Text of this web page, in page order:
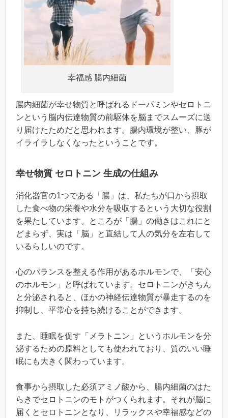
幸福感 腸内細菌
腸内細菌が幸せ物質と呼ばれるドーパミンやセロトニ
ンという脳内伝達物質の前駆体を脳までスムーズに送
り届けたためだと思われます。腸内環境が整い、豚が
イライラしなくなったということです。
幸せ物質 セロトニン 生成の仕組み
消化器官の1つである「腸」は、私たちが口から摂取
した食べ物の栄養や水分を吸収するという大切な役割
を果たしています。ところが「腸」の働きはこれにと
どまらず、実は「脳」と直結して人の気分を左右して
いるらしいのです。
心のバランスを整える作用があるホルモンで、「安心
のホルモン」と呼ばれています。セロトニンがきちん
と分泌されると、ほかの神経伝達物質が暴走するのを
抑制し、平常心を持ち続けることができます。
また、睡眠を促す「メラトニン」というホルモンを分
泌するための原料としても使われており、質のいい睡
眠にも大きく関わっています。
食事から摂取した必須アミノ酸から、腸内細菌のはた
らきでセロトニンのモトがつくられます。それが脳に
届くとセロトニンとなり、リラックスや幸福感などの